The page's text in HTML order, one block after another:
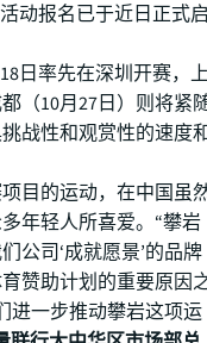
动报名已于近日正式启
日率先在深圳开赛，
（10月27日）则将紧
战性和观赏性的速度
目的运动，在中国虽
年轻人所喜爱。“攀岩
公司‘成就愿景’的品牌
赞助计划的重要原因
进一步推动攀岩这项运